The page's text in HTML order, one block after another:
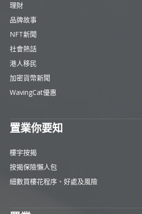
理財
品牌故事
NFT新聞
社會熱話
港人移民
加密貨幣新聞
WavingCat優惠
置業你要知
樓宇按揭
按揭保險懶人包
細數買樓花程序、好處及風險